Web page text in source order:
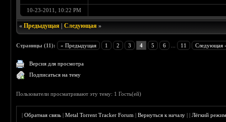
10-23-2011, 10:22 PM
«Предыдущая |Следующая »
Страницы (11): « Предыдущая 1 2 3 4 5 6 11 Следующая
Версия для просмотра
Подписаться на тему
Пользователи просматривают эту тему: 1 Гость(ей)
|Обратная связь |Metal Torrent Tracker Forum |Вернуться к началу ||Лёгкий